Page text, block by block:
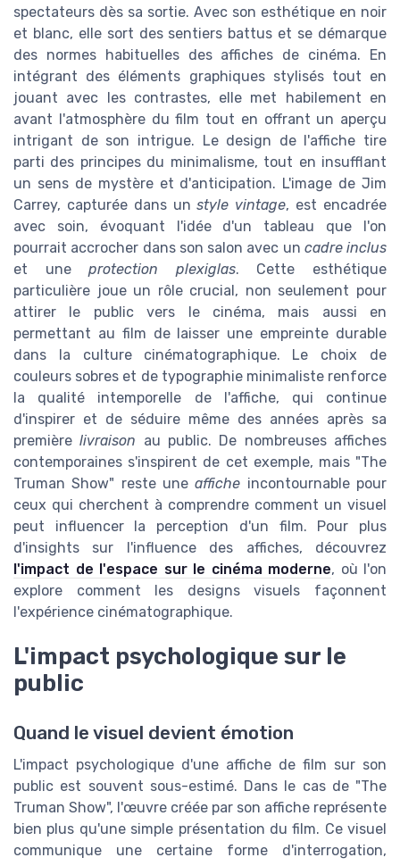
spectateurs dès sa sortie. Avec son esthétique en noir
et blanc, elle sort des sentiers battus et se démarque
des normes habituelles des affiches de cinéma. En
intégrant des éléments graphiques stylisés tout en
jouant avec les contrastes, elle met habilement en
avant l'atmosphère du film tout en offrant un aperçu
intrigant de son intrigue. Le design de l'affiche tire
parti des principes du minimalisme, tout en insufflant
un sens de mystère et d'anticipation. L'image de Jim
Carrey, capturée dans unstyle vintage, est encadrée
avec soin, évoquant l'idée d'un tableau que l'on
pourrait accrocher dans son salon avec un cadre inclus
et uneprotection plexiglas. Cette esthétique
particulière joue un rôle crucial, non seulement pour
attirer le public vers le cinéma, mais aussi en
permettant au film de laisser une empreinte durable
dans la culture cinématographique. Le choix de
couleurs sobres et de typographie minimaliste renforce
la qualité intemporelle de l'affiche, qui continue
d'inspirer et de séduire même des années après sa
premièrelivraison au public. De nombreuses affiches
contemporaines s'inspirent de cet exemple, mais "The
Truman Show" reste uneaffiche incontournable pour
ceux qui cherchent à comprendre comment un visuel
peut influencer la perception d'un film. Pour plus
d'insights sur l'influence des affiches, découvrez
l'impact de l'espace sur le cinéma moderne, où l'on
explore comment les designs visuels façonnent
l'expérience cinématographique.
L'impact psychologique sur le
public
Quand le visuel devient émotion
L'impact psychologique d'une affiche de film sur son
public est souvent sous-estimé. Dans le cas de "The
Truman Show", l'œuvre créée par son affiche représente
bien plus qu'une simple présentation du film. Ce visuel
communique une certaine forme d'interrogation,